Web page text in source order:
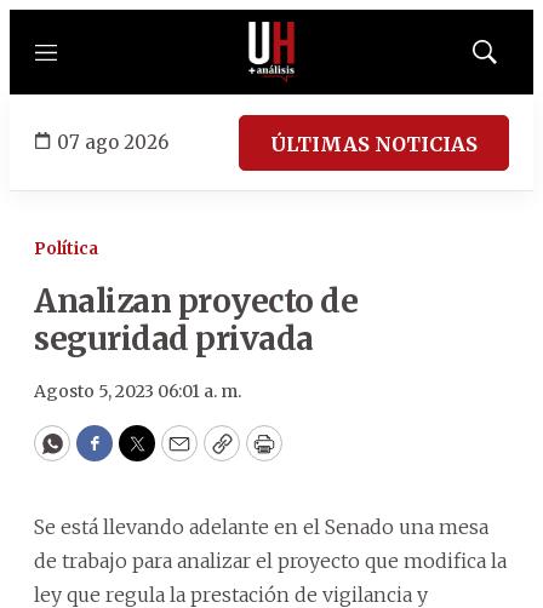
Menú
Mostrar
07 ago 2026 ÚLTIMAS NOTICIAS
Política
Analizan proyecto de
seguridad privada
Agosto 5, 2023 06:01 a. m.
WhatsApp
Facebook
Twitter
EmailCopyPrint
Se está llevando adelante en el Senado una mesa
de trabajo para analizar el proyecto que modifica la
ley que regula la prestación de vigilancia y